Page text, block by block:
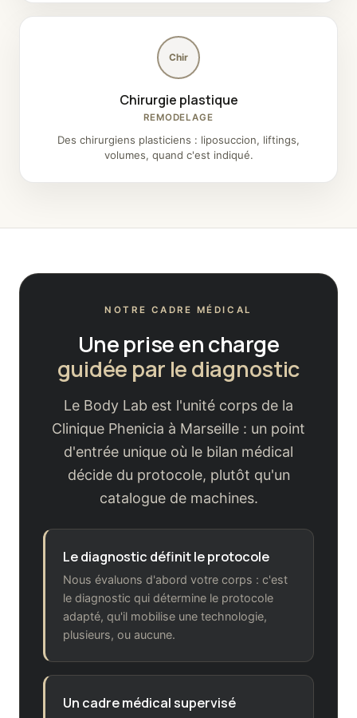
Chir
Chirurgie plastique
REMODELAGE
Des chirurgiens plasticiens : liposuccion, liftings,
volumes, quand c'est indiqué.
NOTRE CADRE MÉDICAL
Une prise en charge
guidée par le diagnostic
Le Body Lab est l'unité corps de la
Clinique Phenicia à Marseille : un point
d'entrée unique où le bilan médical
décide du protocole, plutôt qu'un
catalogue de machines.
Le diagnostic définit le protocole
Nous évaluons d'abord votre corps : c'est
le diagnostic qui détermine le protocole
adapté, qu'il mobilise une technologie,
plusieurs, ou aucune.
Un cadre médical supervisé